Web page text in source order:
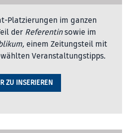
Platzierungen im ganzen
der Referentinsowie im
einem Zeitungsteil mit
Veranstaltungstipps.
ZU INSERIEREN